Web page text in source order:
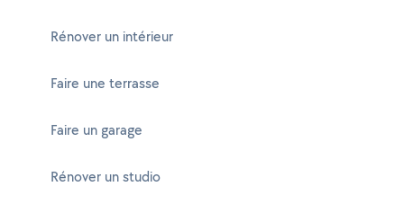
Rénover un intérieur
Faire une terrasse
Faire un garage
Rénover un studio